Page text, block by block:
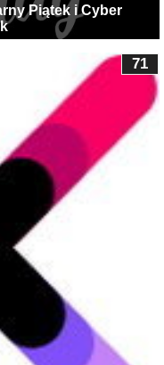
Piątek i Cyber
71